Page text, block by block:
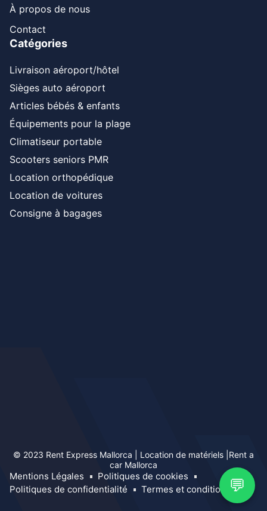
💬
À propos de nous
Contact
Catégories
Livraison aéroport/hôtel
Sièges auto aéroport
Articles bébés & enfants
Équipements pour la plage
Climatiseur portable
Scooters seniors PMR
Location orthopédique
Location de voitures
Consigne à bagages
© 2023 Rent Express Mallorca | Location de matériels |Rent a
car Mallorca
Mentions Légales
Politiques de cookies
Politiques de confidentialité
Termes et conditions